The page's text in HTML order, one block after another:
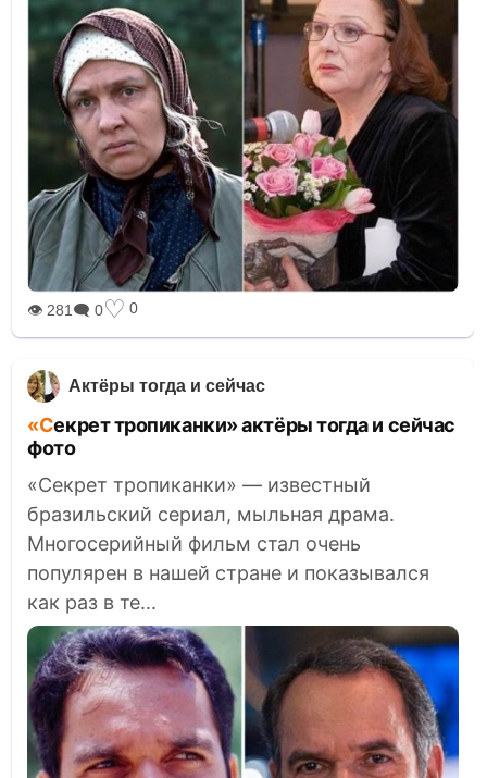
👁 281 🗨 0♡ 0
Актёры тогда и сейчас
«Секрет тропиканки» актёры тогда и сейчас
фото
«Секрет тропиканки» — известный
бразильский сериал, мыльная драма.
Многосерийный фильм стал очень
популярен в нашей стране и показывался
как раз в те...